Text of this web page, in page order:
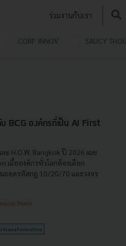
ร่วมงานกับเรา
CORP INNOV SAUCY
บ BCG องค์กรที่เป็น AI First
ะ H.O.W. Bangkok ปี 2026 เผย
เมื่อองค์กรทั่วโลกต้องเลือก
ถอดรหัสกฎ 10/20/70 และวงจร
Team
transformation